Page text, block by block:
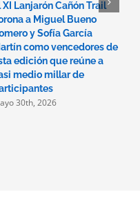
XI Lanjarón Cañón Trail
a Miguel Bueno
y Sofía García
como vencedores de
edición que reúne a
medio millar de
30th, 2026